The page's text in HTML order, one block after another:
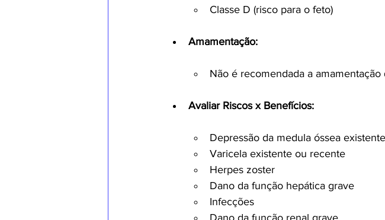
Classe D (risco para o feto)
Amamentação:
Não é recomendada a
Avaliar Riscos x Benefícios:
Depressão da medula óssea existente
Varicela existente ou recente
Herpes zoster
Dano da função hepática grave
Infecções
Dano da função renal grave